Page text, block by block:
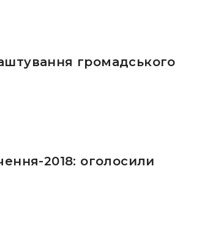
громадського
2018: оголосили